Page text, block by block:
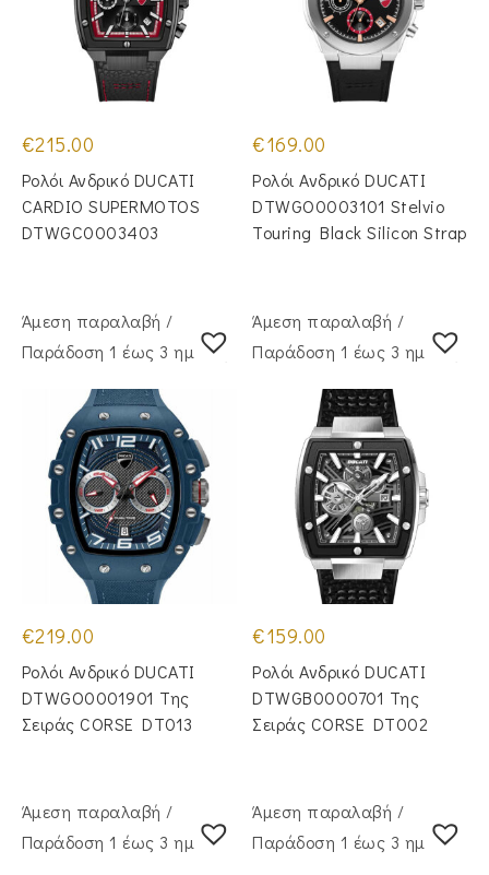
€215.00
Ρολόι Ανδρικό DUCATI
CARDIO SUPERMOTOS
DTWGC0003403
€169.00
Ρολόι Ανδρικό DUCATI
DTWGO0003101 Stelvio
Touring Black Silicon Strap
Άμεση παραλαβή /
Παράδoση 1 έως 3 ημέρες
€219.00
Ρολόι Ανδρικό DUCATI
DTWGO0001901 Της
Σειράς CORSE DT013
Άμεση παραλαβή /
Παράδoση 1 έως 3 ημέρες
€159.00
Ρολόι Ανδρικό DUCATI
DTWGB0000701 Της
Σειράς CORSE DT002
Άμεση παραλαβή /
Παράδoση 1 έως 3 ημέρες
Άμεση παραλαβή /
Παράδoση 1 έως 3 ημέρες